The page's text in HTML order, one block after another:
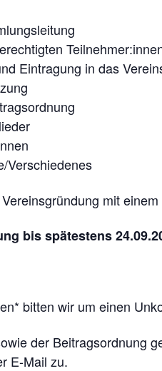
Eintragung in das
Verschiedenes
mit
bis spätestens
bitten wir um einen
der Beitragsordnung
E-Mail zu.